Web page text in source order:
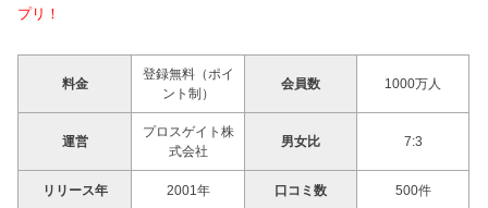
プリ！
料金
登録無料（ポイ
ント制）
会員数 1000万人
運営
プロスゲイト株
式会社
男女比 7:3
リリース年 2001年 口コミ数 500件